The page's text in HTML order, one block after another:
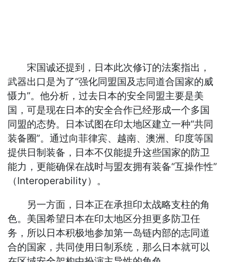
宋国诚还提到，日本此次修订的法案指出，
武器出口是为了“强化同盟国及志同道合国家的威
慑力”。他分析，过去日本的安全同盟主要是美
国，可是现在日本的安全合作已经形成一个多国
同盟的态势。日本试图在印太地区建立一种“共同
装备圈”。通过向菲律宾、越南、澳洲、印度等国
提供日制装备，日本不仅能提升这些国家的防卫
能力，更能确保在战时与盟友拥有装备“互操作性”
（Interoperability）。
另一方面，日本正在承担印太战略支柱的角
色。美国希望日本在印太地区分担更多防卫任
务，所以日本积极地参加第一岛链内部的志同道
合的国家，共同使用日制系统，那么日本就可以